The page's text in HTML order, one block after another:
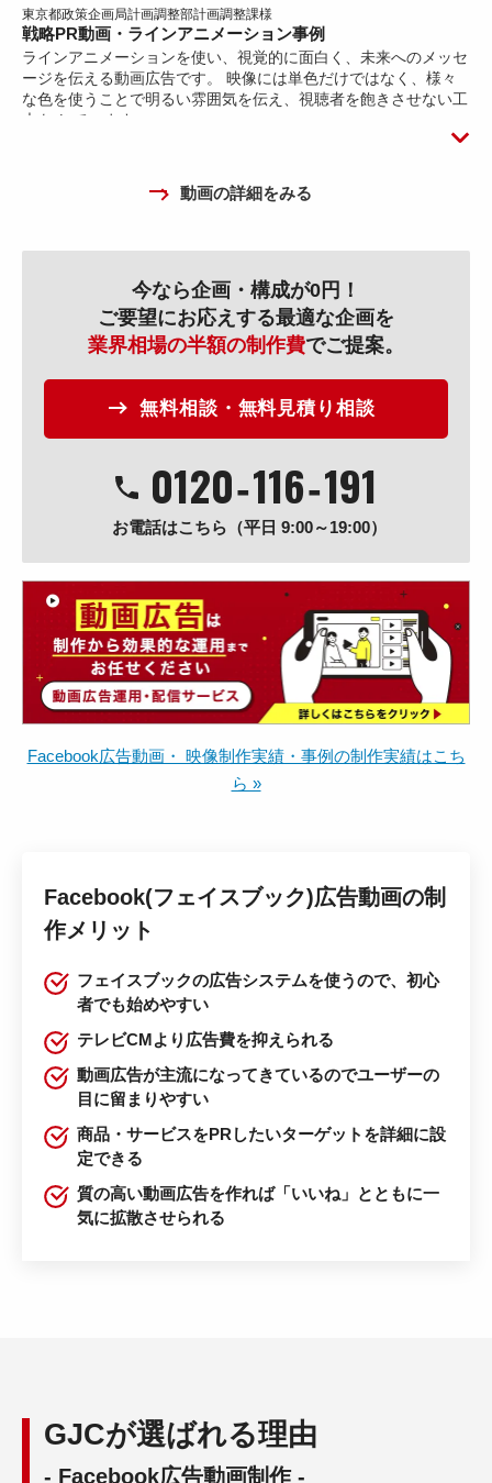
東京都政策企画局計画調整部計画調整課様
戦略PR動画・ラインアニメーション事例
ラインアニメーションを使い、視覚的に面白く、未来へのメッセ
ージを伝える動画広告です。 映像には単色だけではなく、様々
な色を使うことで明るい雰囲気を伝え、視聴者を飽きさせない工
夫を しています。
動画の詳細をみる
今なら企画・構成が0円！
ご要望にお応えする最適な企画を
業界相場の半額の制作費でご提案。
無料相談・無料見積り相談
0120‐116‐191
お電話はこちら（平日 9:00～19:00）
Facebook広告動画・ 映像制作実績・事例の制作実績はこち
ら »
Facebook(フェイスブック)広告動画の制
作メリット
フェイスブックの広告システムを使うので、初心
者でも始めやすい
テレビCMより広告費を抑えられる
動画広告が主流になってきているのでユーザーの
目に留まりやすい
商品・サービスをPRしたいターゲットを詳細に設
定できる
質の高い動画広告を作れば「いいね」とともに一
気に拡散させられる
GJCが選ばれる理由
- Facebook広告動画制作 -